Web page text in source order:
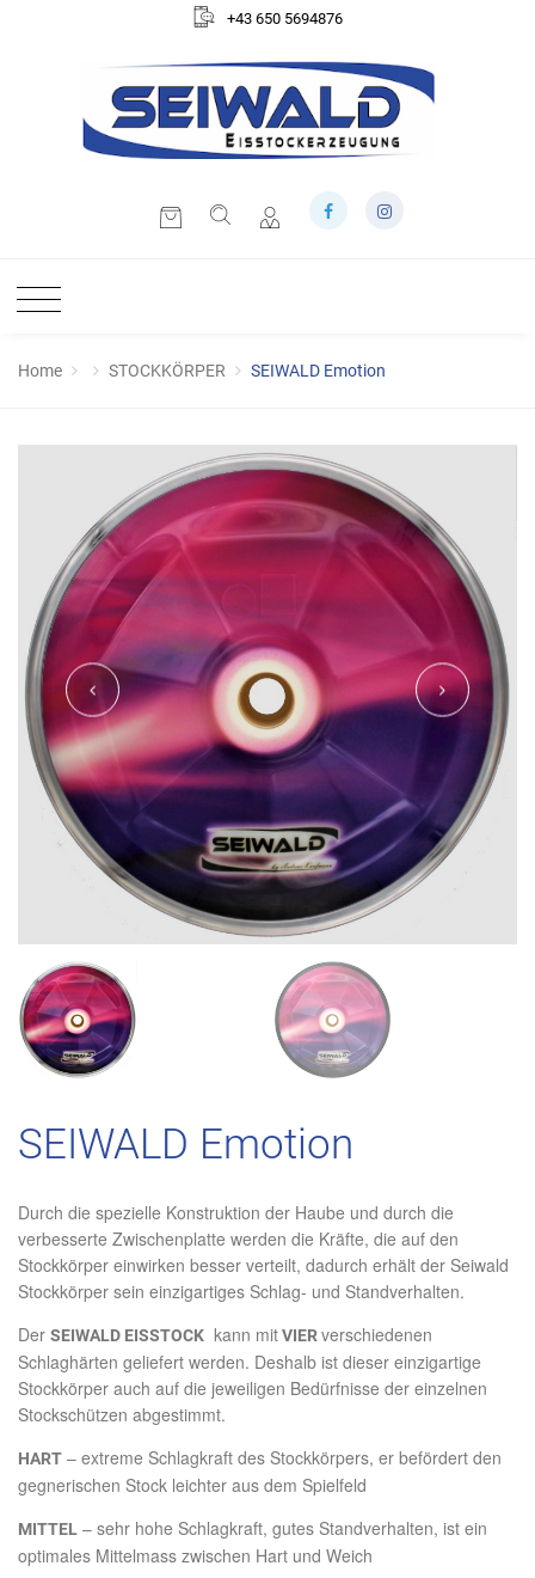
+43 650 5694876
Home STOCKKÖRPER SEIWALD Emotion
SEIWALD Emotion
Durch die spezielle Konstruktion der Haube und durch die
verbesserte Zwischenplatte werden die Kräfte, die auf den
Stockkörper einwirken besser verteilt, dadurch erhält der Seiwald
Stockkörper sein einzigartiges Schlag- und Standverhalten.
Der SEIWALD EISSTOCK kann mitVIERverschiedenen
Schlaghärten geliefert werden. Deshalb ist dieser einzigartige
Stockkörper auch auf die jeweiligen Bedürfnisse der einzelnen
Stockschützen abgestimmt.
HART – extreme Schlagkraft des Stockkörpers, er befördert den
gegnerischen Stock leichter aus dem Spielfeld
MITTEL – sehr hohe Schlagkraft, gutes Standverhalten, ist ein
optimales Mittelmass zwischen Hart und Weich